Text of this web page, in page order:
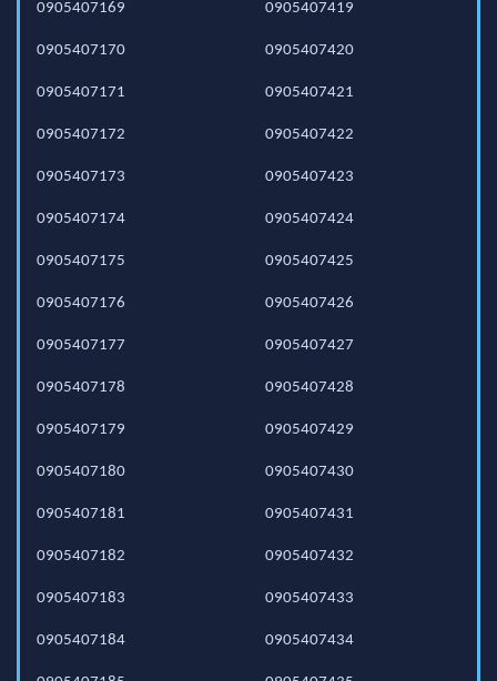
0905407169
0905407170
0905407171
0905407172
0905407173
0905407174
0905407175
0905407176
0905407177
0905407178
0905407179
0905407180
0905407181
0905407182
0905407183
0905407184
0905407419
0905407420
0905407421
0905407422
0905407423
0905407424
0905407425
0905407426
0905407427
0905407428
0905407429
0905407430
0905407431
0905407432
0905407433
0905407434